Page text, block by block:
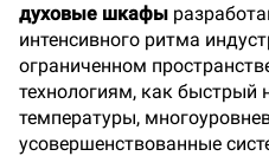
духовые шкафы
интенсивного ритма
ограниченном
технологиям, как быстрый
температуры,
усовершенствованные